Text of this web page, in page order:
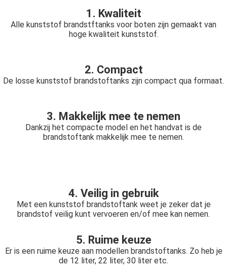
1. Kwaliteit
Alle kunststof brandstftanks voor boten zijn gemaakt van
hoge kwaliteit kunststof.
2. Compact
De losse kunststof brandstoftanks zijn compact qua formaat.
3. Makkelijk mee te nemen
Dankzij het compacte model en het handvat is de
brandstoftank makkelijk mee te nemen.
4. Veilig in gebruik
Met een kunststof brandstoftank weet je zeker dat je
brandstof veilig kunt vervoeren en/of mee kan nemen.
5. Ruime keuze
Er is een ruime keuze aan modellen brandstoftanks. Zo heb je
de 12 liter, 22 liter, 30 liter etc.